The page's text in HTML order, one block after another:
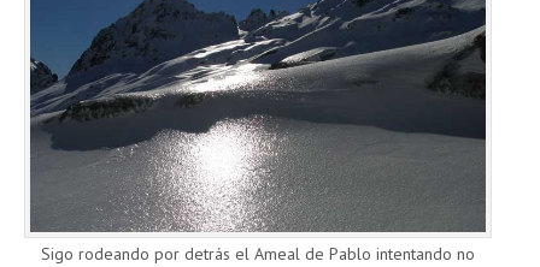
Sigo rodeando por detrás el Ameal de Pablo intentando no